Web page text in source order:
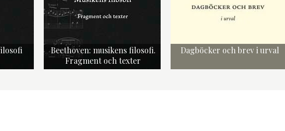
Beethoven: musikens filosofi.
Fragment och texter
Dagböcker och brev i urval